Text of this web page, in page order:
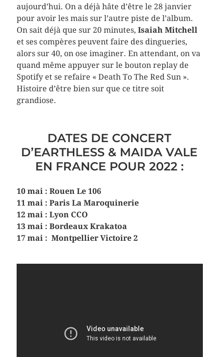
aujourd’hui. On a déjà hâte d’être le 28 janvier
pour avoir les mais sur l’autre piste de l’album.
On sait déjà que sur 20 minutes, Isaiah Mitchell
et ses compères peuvent faire des dingueries,
alors sur 40, on ose imaginer. En attendant, on va
quand même appuyer sur le bouton replay de
Spotify et se refaire « Death To The Red Sun ».
Histoire d’être bien sur que ce titre soit
grandiose.
DATES DE CONCERT
D’EARTHLESS & MAIDA VALE
EN FRANCE POUR 2022 :
10 mai : Rouen Le 106
11 mai : Paris La Maroquinerie
12 mai : Lyon CCO
13 mai : Bordeaux Krakatoa
17 mai : Montpellier Victoire 2